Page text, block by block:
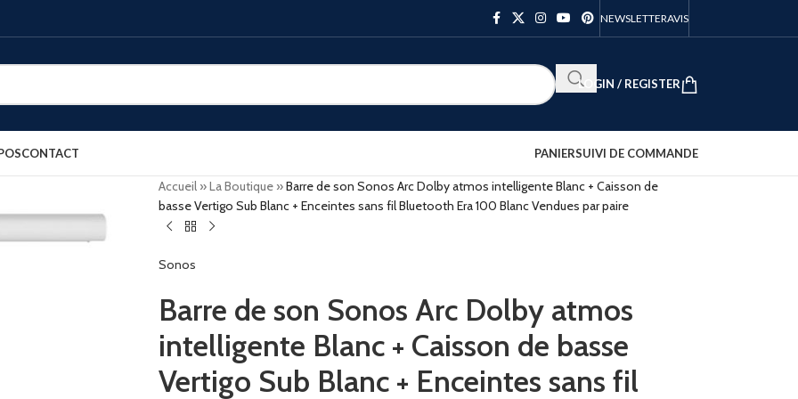
NEWSLETTERAVIS
LOGIN / REGISTER
CONTACT PANIERSUIVI DE COMMANDE
Accueil»La Boutique»Barre de son Sonos Arc Dolby atmos intelligente Blanc + Caisson de
basse Vertigo Sub Blanc + Enceintes sans fil Bluetooth Era 100 Blanc Vendues par paire
Sonos
Barre de son Sonos Arc Dolby atmos
intelligente Blanc + Caisson de basse
Vertigo Sub Blanc + Enceintes sans fil